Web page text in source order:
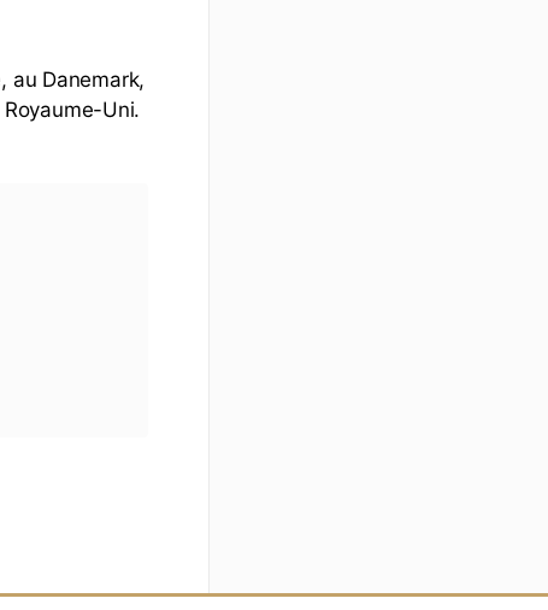
au Danemark,
Uni.